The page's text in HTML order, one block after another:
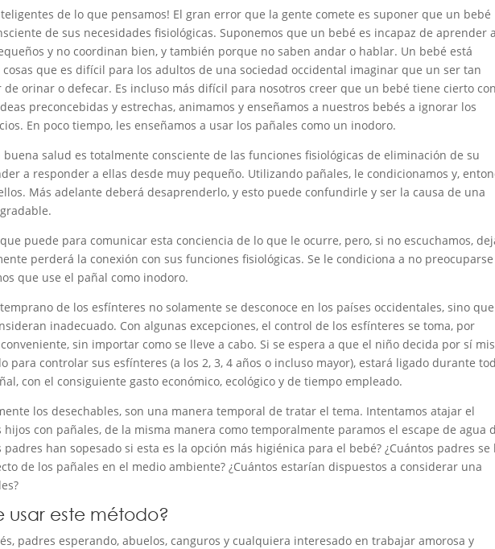
de lo que pensamos! El gran error que la gente comete es suponer que un bebé
de sus necesidades fisiológicas. Suponemos que un bebé es incapaz de aprender
y no coordinan bien, y también porque no saben andar o hablar. Un bebé está
que es difícil para los adultos de una sociedad occidental imaginar que un ser tan
de orinar o defecar. Es incluso más difícil para nosotros creer que un bebé tiene cierto
preconcebidas y estrechas, animamos y enseñamos a nuestros bebés a ignorar los
En poco tiempo, les enseñamos a usar los pañales como un inodoro.
salud es totalmente consciente de las funciones fisiológicas de eliminación de su
a responder a ellas desde muy pequeño. Utilizando pañales, le condicionamos y,
Más adelante deberá desaprenderlo, y esto puede confundirle y ser la causa de una
puede para comunicar esta conciencia de lo que le ocurre, pero, si no escuchamos,
perderá la conexión con sus funciones fisiológicas. Se le condiciona a no preocuparse
que use el pañal como inodoro.
de los esfínteres no solamente se desconoce en los países occidentales, sino que
inadecuado. Con algunas excepciones, el control de los esfínteres se toma, por
sin importar como se lleve a cabo. Si se espera a que el niño decida por sí
para controlar sus esfínteres (a los 2, 3, 4 años o incluso mayor), estará ligado durante
con el consiguiente gasto económico, ecológico y de tiempo empleado.
los desechables, son una manera temporal de tratar el tema. Intentamos atajar el
con pañales, de la misma manera como temporalmente paramos el escape de agua
padres han sopesado si esta es la opción más higiénica para el bebé? ¿Cuántos padres se
de los pañales en el medio ambiente? ¿Cuántos estarían dispuestos a considerar una
usar este método?
padres esperando, abuelos, canguros y cualquiera interesado en trabajar amorosa y